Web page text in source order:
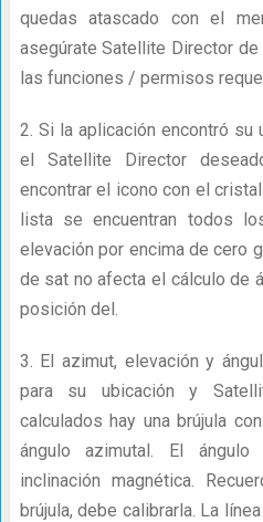
quedas atascado con el
asegúrate Satellite Director
las funciones / permisos
2. Si la aplicación encontró su
el Satellite Director
encontrar el icono con el
lista se encuentran todos
elevación por encima de cero
de sat no afecta el cálculo de
posición del.
3. El azimut, elevación y
para su ubicación y
calculados hay una brújula
ángulo azimutal. El
inclinación magnética.
brújula, debe calibrarla. La